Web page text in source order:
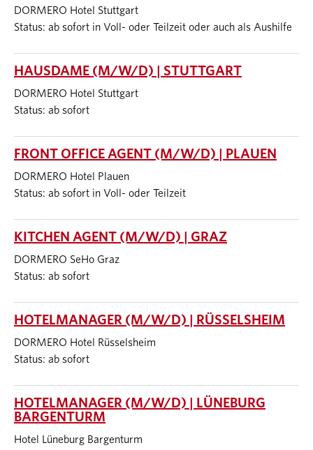
DORMERO Hotel Stuttgart
Status: ab sofort in Voll- oder Teilzeit oder auch als Aushilfe
HAUSDAME (M/W/D) | STUTTGART
DORMERO Hotel Stuttgart
Status: ab sofort
FRONT OFFICE AGENT (M/W/D) | PLAUEN
DORMERO Hotel Plauen
Status: ab sofort in Voll- oder Teilzeit
KITCHEN AGENT (M/W/D) | GRAZ
DORMERO SeHo Graz
Status: ab sofort
HOTELMANAGER (M/W/D) | RÜSSELSHEIM
DORMERO Hotel Rüsselsheim
Status: ab sofort
HOTELMANAGER (M/W/D) | LÜNEBURG
BARGENTURM
Hotel Lüneburg Bargenturm